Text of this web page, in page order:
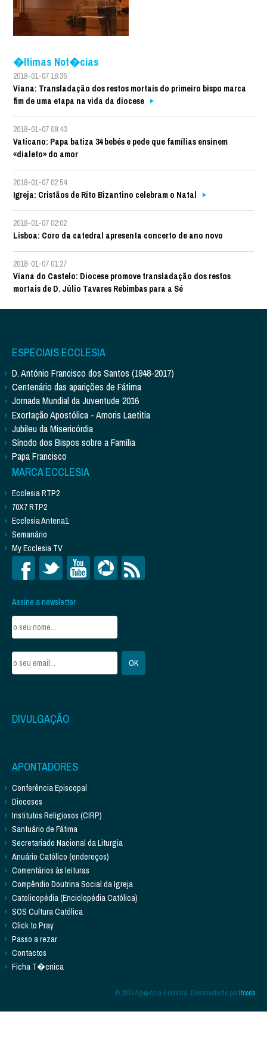
�ltimas Not�cias
2018-01-07 16:35
Viana: Transladação dos restos mortais do primeiro bispo marca
fim de uma etapa na vida da diocese
2018-01-07 09:43
Vaticano: Papa batiza 34 bebés e pede que famílias ensinem
«dialeto» do amor
2018-01-07 02:54
Igreja: Cristãos de Rito Bizantino celebram o Natal
2018-01-07 02:02
Lisboa: Coro da catedral apresenta concerto de ano novo
2018-01-07 01:27
Viana do Castelo: Diocese promove transladação dos restos
mortais de D. Júlio Tavares Rebimbas para a Sé
ESPECIAIS ECCLESIA
D. António Francisco dos Santos (1948-2017)
Centenário das aparições de Fátima
Jornada Mundial da Juventude 2016
Exortação Apostólica - Amoris Laetitia
Jubileu da Misericórdia
Sínodo dos Bispos sobre a Família
Papa Francisco
MARCA ECCLESIA
Ecclesia RTP2
70X7 RTP2
Ecclesia Antena1
Semanário
My Ecclesia TV
Assine a newsletter
DIVULGAÇÃO
APONTADORES
Conferência Episcopal
Dioceses
Institutos Religiosos (CIRP)
Santuário de Fátima
Secretariado Nacional da Liturgia
Anuário Católico (endereços)
Comentários às leituras
Compêndio Doutrina Social da Igreja
Catolicopédia (Enciclopédia Católica)
SOS Cultura Católica
Click to Pray
Passo a rezar
Contactos
Ficha T�cnica
© 2014 Ag�ncia Ecclesia. Desenvolvido porItcode